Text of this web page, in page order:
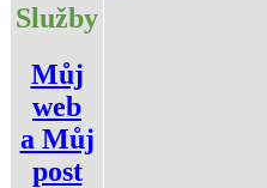
Služby
Můj
web
a Můj
post